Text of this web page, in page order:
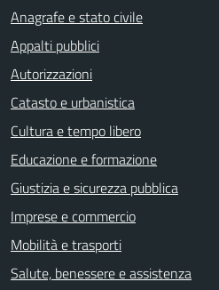
Anagrafe e stato civile
Appalti pubblici
Autorizzazioni
Catasto e urbanistica
Cultura e tempo libero
Educazione e formazione
Giustizia e sicurezza pubblica
Imprese e commercio
Mobilità e trasporti
Salute, benessere e assistenza